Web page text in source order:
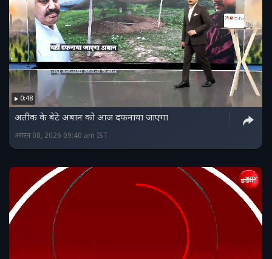
0:48
अतीक के बेटे अबान को आज दफनाया जाएगा
अगस्त 08, 2026 09:40 am IST